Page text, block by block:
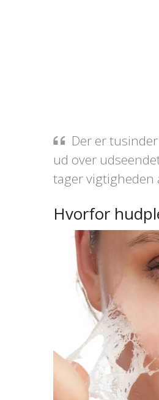
Der er
ud over
tager vigtigheden
Hvorfor